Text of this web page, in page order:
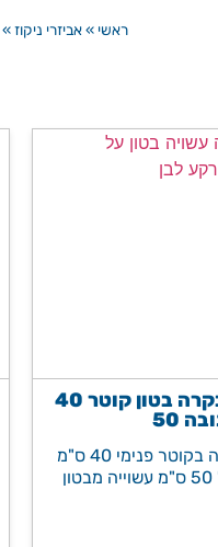
ראשי »אביזרי ניקוז»
חוליה לתא בקרה בטון קוטר 40
50
חוליה לתא בקרה בקוטר פנימי 40 ס"מ